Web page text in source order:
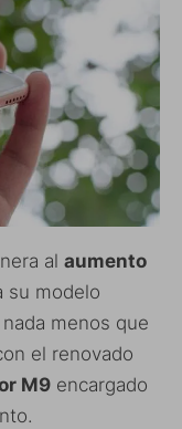
al aumento
su modelo
menos que
el renovado
M9 encargado